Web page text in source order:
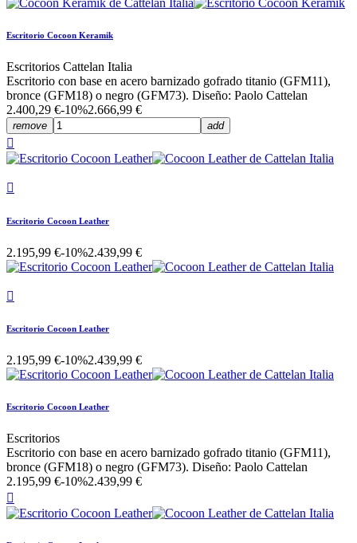
Escritorio Cocoon Keramik
Escritorios Cattelan Italia
Escritorio con base en acero barnizado gofrado titanio (GFM11),
bronce (GFM18) o negro (GFM73). Diseño: Paolo Cattelan
2.400,29 €-10%2.666,99 €
remove add


Escritorio Cocoon Leather
2.195,99 €-10%2.439,99 €

Escritorio Cocoon Leather
2.195,99 €-10%2.439,99 €
Escritorio Cocoon Leather
Escritorios
Escritorio con base en acero barnizado gofrado titanio (GFM11),
bronce (GFM18) o negro (GFM73). Diseño: Paolo Cattelan
2.195,99 €-10%2.439,99 €
